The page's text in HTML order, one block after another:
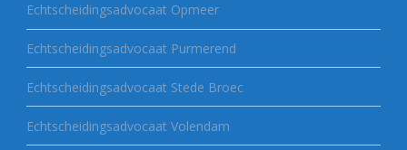
Echtscheidingsadvocaat Opmeer
Echtscheidingsadvocaat Purmerend
Echtscheidingsadvocaat Stede Broec
Echtscheidingsadvocaat Volendam